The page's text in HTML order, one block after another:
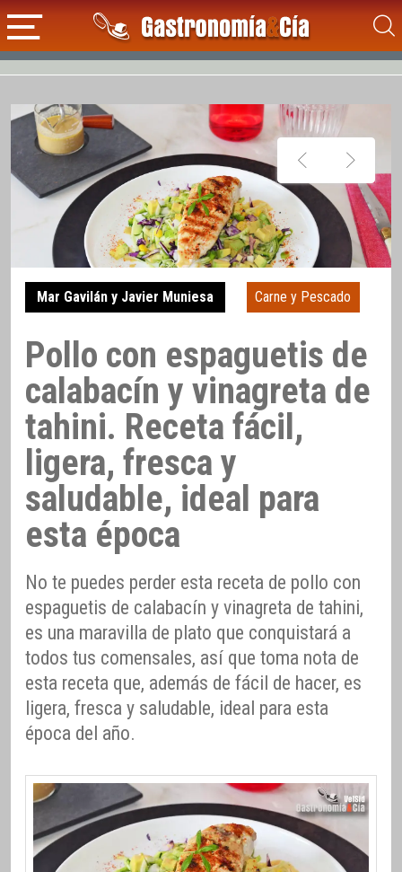
Mar Gavilán y Javier Muniesa Carne y Pescado
Pollo con espaguetis de
calabacín y vinagreta de
tahini. Receta fácil,
ligera, fresca y
saludable, ideal para
esta época
No te puedes perder esta receta de pollo con
espaguetis de calabacín y vinagreta de tahini,
es una maravilla de plato que conquistará a
todos tus comensales, así que toma nota de
esta receta que, además de fácil de hacer, es
ligera, fresca y saludable, ideal para esta
época del año.